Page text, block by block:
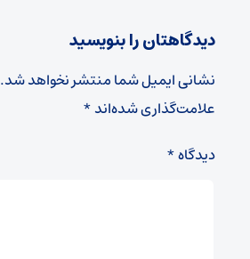
دیدگاهتان را بنویسید
نشانی ایمیل شما منتشر نخواهد شد.
علامت‌گذاری شده‌اند*
دیدگاه*